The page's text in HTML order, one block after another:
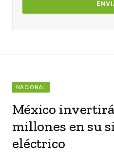
NACIONAL
México
millones en su
eléctrico